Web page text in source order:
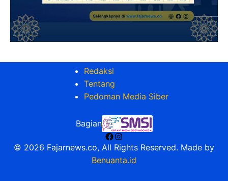
Redaksi
Tentang
Pedoman Media Siber
Bagian
Facebook
Instagram
© 2026 Fajarnews.co, All Rights Reserved. Made by
Benuanta.id